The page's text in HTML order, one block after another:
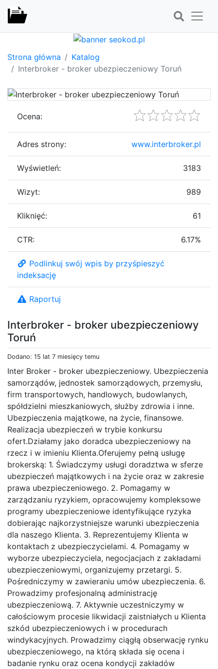
Strona główna
Katalog
Interbroker - broker ubezpieczeniowy Toruń
Interbroker - broker ubezpieczeniowy
Toruń
Dodano: 15 lat 7 miesięcy temu
Inter Broker - broker ubezpieczeniowy. Ubezpieczenia
samorządów, jednostek samorządowych, przemysłu,
firm transportowych, handlowych, budowlanych,
spółdzielni mieszkaniowych, służby zdrowia i inne.
Ubezpieczenia majątkowe, na życie, finansowe.
Realizacja ubezpieczeń w trybie konkursu
ofert.Działamy jako doradca ubezpieczeniowy na
rzecz i w imieniu Klienta.Oferujemy pełną usługę
brokerską: 1. Świadczymy usługi doradztwa w sferze
ubezpieczeń majątkowych i na życie oraz w zakresie
prawa ubezpieczeniowego. 2. Pomagamy w
zarządzaniu ryzykiem, opracowujemy kompleksowe
programy ubezpieczeniowe identyfikujące ryzyka
dobierając najkorzystniejsze warunki ubezpieczenia
dla naszego Klienta. 3. Reprezentujemy Klienta w
kontaktach z ubezpieczycielami. 4. Pomagamy w
wyborze ubezpieczyciela, negocjacjach z zakładami
ubezpieczeniowymi, organizujemy przetargi. 5.
Pośredniczymy w zawieraniu umów ubezpieczenia. 6.
Prowadzimy profesjonalną administrację
ubezpieczeniową. 7. Aktywnie uczestniczymy w
całościowym procesie likwidacji zaistniałych u Klienta
szkód ubezpieczeniowych i w procedurach
windykacyjnych. Prowadzimy ciągłą obserwację rynku
ubezpieczeniowego, na którą składa się ocena i
badanie rynku oraz ocena kondycji zakładów
Ocena:
Adres strony: www.interbroker.pl
Wyświetleń: 3183
Wizyt: 989
Kliknięć: 61
CTR: 6.17%
Podlinkuj swój wpis by przyśpieszyć
indeksację
Raportuj